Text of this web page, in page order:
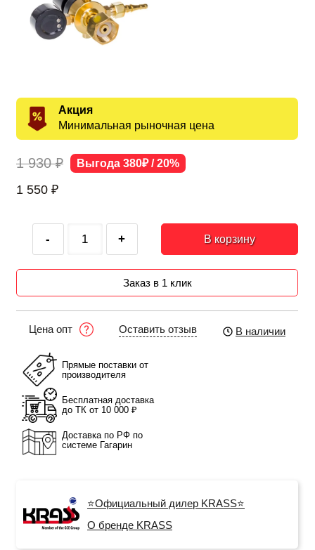
Акция
Минимальная рыночная цена
1 930 ₽ Выгода 380₽ / 20%
1 550 ₽
- + В корзину
Заказ в 1 клик
Цена опт Оставить отзыв В наличии
Прямые поставки от
производителя
Бесплатная доставка
до ТК от 10 000 ₽
Доставка по РФ по
системе Гагарин
⭐Официальный дилер KRASS⭐
О бренде KRASS